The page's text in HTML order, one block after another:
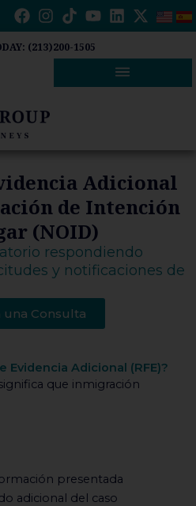
(213)200-1505
Adicional
de Intención
(NOID)
respondiendo
y notificaciones de
una Consulta
Evidencia Adicional (RFE)?
que inmigración
presentada
adicional del caso